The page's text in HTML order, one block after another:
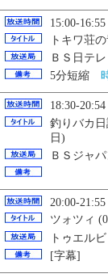
15:00-16:55
トキワ荘
ＢＳ日テレ
5分短縮
18:30-20:54
釣りバカ
日)
ＢＳジャ
20:00-21:55
ツォツィ
トゥエルビ
[字幕]